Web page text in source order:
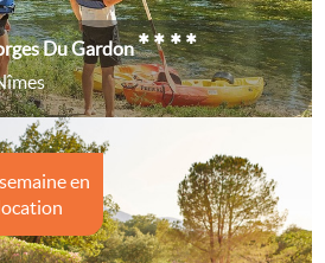
Du Gardon****
en